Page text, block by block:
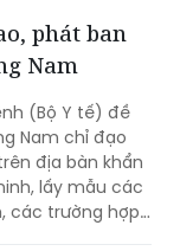
(Bộ Y tế) đề
Nam chỉ đạo
địa bàn khẩn
lấy mẫu các
các trường hợp
xác định tác
giám sát,
hợp mắc
Mường